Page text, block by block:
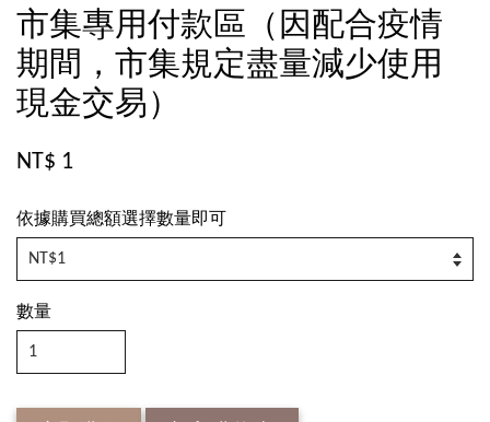
市集專用付款區（因配合疫情
期間，市集規定盡量減少使用
現金交易）
NT$ 1
依據購買總額選擇數量即可
數量